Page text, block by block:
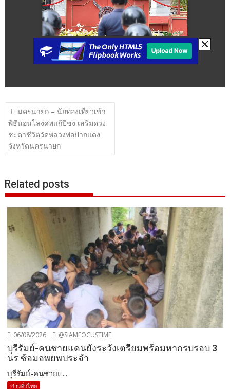
แนะแนว
เรื่อง
นครนายก – นักท่องเที่ยวเข้า
พิธีนอนโลงศพแก้ปีชง เสริมดวง
ชะตาชีวิตวัดหลวงพ่อปากแดง
จังหวัดนครนายก
Related posts
06/08/2026 @SIAMFOCUSTIME
บุรีรัมย์-คนชายแดนยังระวังเตรียมพร้อมหากรบรอบ 3
นร ซ้อมอพยพประจำ
บุรีรัมย์-คนชายแ...
ข่าวทั่วไทย